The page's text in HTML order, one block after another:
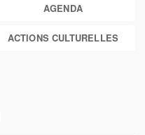
AGENDA
ACTIONS CULTURELLES